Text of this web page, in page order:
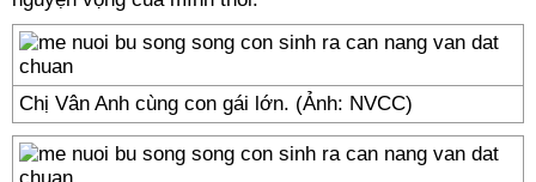
Chị Vân Anh cùng con gái lớn. (Ảnh: NVCC)